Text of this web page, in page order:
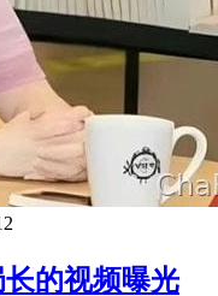
的视频曝光